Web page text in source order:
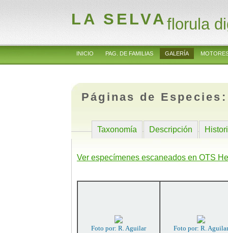
LA SELVAflorula
INICIO PAG. DE FAMILIAS GALERÍA
Páginas de
Taxonomía Descripción
Ver especímenes escaneados en OTS
Foto por: R. Aguilar
Foto por: R. Aguilar